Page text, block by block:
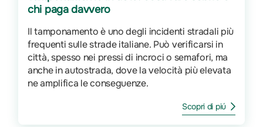
chi paga davvero
Il tamponamento è uno degli incidenti stradali più
frequenti sulle strade italiane. Può verificarsi in
città, spesso nei pressi di incroci o semafori, ma
anche in autostrada, dove la velocità più elevata
ne amplifica le conseguenze.
Scopri di piú